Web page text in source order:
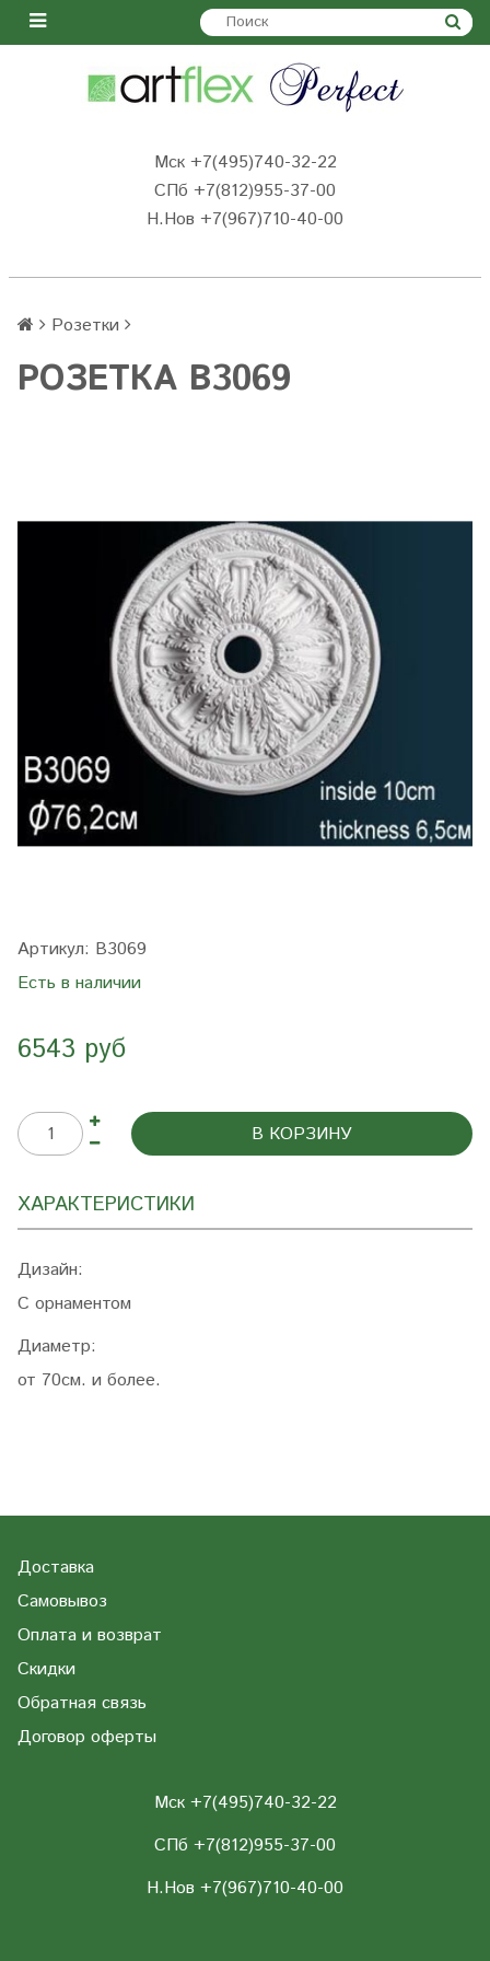
Мск +7(495)740-32-22
СПб +7(812)955-37-00
Н.Нов +7(967)710-40-00
Розетки
РОЗЕТКА B3069
Артикул: B3069
Есть в наличии
6543 руб
В КОРЗИНУ
ХАРАКТЕРИСТИКИ
Дизайн:
С орнаментом
Диаметр:
от 70см. и более.
Доставка
Самовывоз
Оплата и возврат
Скидки
Обратная связь
Договор оферты
Мск +7(495)740-32-22
СПб +7(812)955-37-00
Н.Нов +7(967)710-40-00